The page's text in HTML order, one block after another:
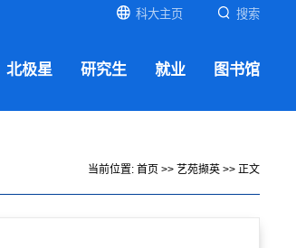
科大主页 搜索
北极星 研究生 就业 图书馆
当前位置: 首页 >> 艺苑撷英>> 正文